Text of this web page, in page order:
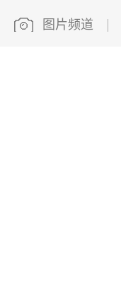
图片频道